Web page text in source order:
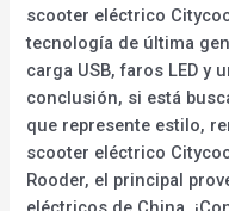
scooter eléctrico
tecnología de última
carga USB, faros LED y
conclusión, si está
que represente estilo,
scooter eléctrico
Rooder, el principal